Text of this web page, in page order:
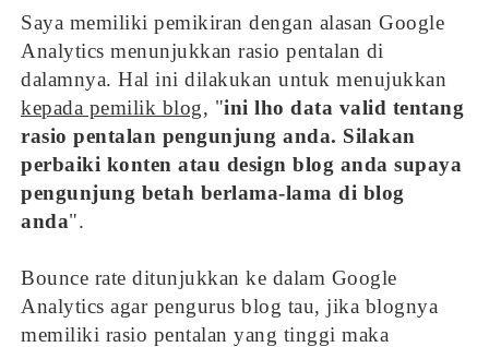
Saya memiliki pemikiran dengan alasan Google
Analytics menunjukkan rasio pentalan di
dalamnya. Hal ini dilakukan untuk menujukkan
kepada pemilik blog, "ini lho data valid tentang
rasio pentalan pengunjung anda. Silakan
perbaiki konten atau design blog anda supaya
pengunjung betah berlama-lama di blog
anda".
Bounce rate ditunjukkan ke dalam Google
Analytics agar pengurus blog tau, jika blognya
memiliki rasio pentalan yang tinggi maka